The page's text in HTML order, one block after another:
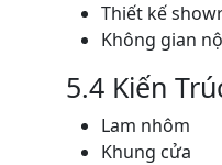
Thiết kế
Không gian
5.4 Kiến
Lam nhôm
Khung cửa